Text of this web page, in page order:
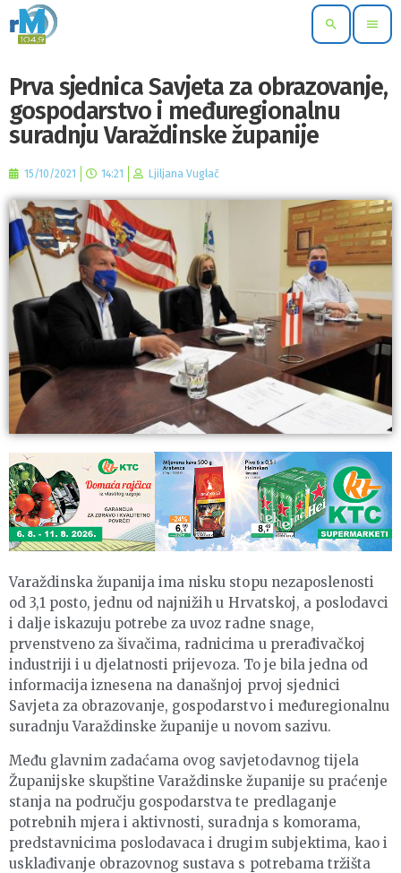
search menu
Prva sjednica Savjeta za obrazovanje,
gospodarstvo i međuregionalnu
suradnju Varaždinske županije
15/10/2021 14:21 Ljiljana Vuglač
Varaždinska županija ima nisku stopu nezaposlenosti
od 3,1 posto, jednu od najnižih u Hrvatskoj, a poslodavci
i dalje iskazuju potrebe za uvoz radne snage,
prvenstveno za šivačima, radnicima u prerađivačkoj
industriji i u djelatnosti prijevoza. To je bila jedna od
informacija iznesena na današnjoj prvoj sjednici
Savjeta za obrazovanje, gospodarstvo i međuregionalnu
suradnju Varaždinske županije u novom sazivu.
Među glavnim zadaćama ovog savjetodavnog tijela
Županijske skupštine Varaždinske županije su praćenje
stanja na području gospodarstva te predlaganje
potrebnih mjera i aktivnosti, suradnja s komorama,
predstavnicima poslodavaca i drugim subjektima, kao i
usklađivanje obrazovnog sustava s potrebama tržišta